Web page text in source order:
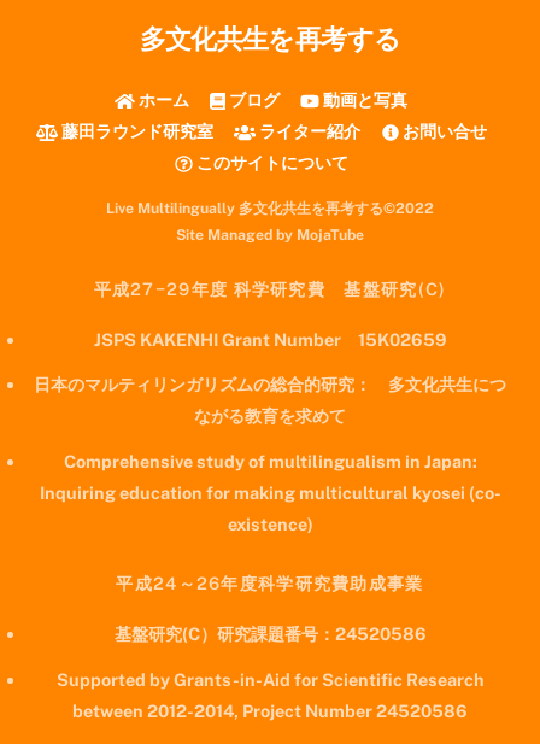
多文化共生を再考する
ホーム ブログ
動画と写真
藤田ラウンド研究室
ライター紹介
お問い合せ
このサイトについて
Live Multilingually 多文化共生を再考する©2022
Site Managed by MojaTube
平成27−29年度 科学研究費 基盤研究(C)
JSPS KAKENHI Grant Number 15K02659
日本のマルティリンガリズムの総合的研究： 多文化共生につ
ながる教育を求めて
Comprehensive study of multilingualism in Japan:
Inquiring education for making multicultural kyosei (co-
existence)
平成24～26年度科学研究費助成事業
基盤研究(C）研究課題番号：24520586
Supported by Grants-in-Aid for Scientific Research
between 2012-2014, Project Number 24520586